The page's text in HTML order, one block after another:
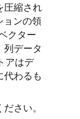
圧縮され
ョンの領
クター
列データ
アはデ
代わるも
さい。